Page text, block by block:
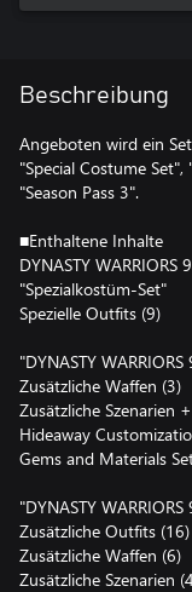
Beschreibung
Angeboten wird ein
"Special Costume Set",
"Season Pass 3".
■Enthaltene Inhalte
DYNASTY WARRIORS 9
"Spezialkostüm-Set"
Spezielle Outfits (9)
"DYNASTY WARRIORS
Zusätzliche Waffen (3)
Zusätzliche Szenarien
Hideaway
Gems and Materials
"DYNASTY
Zusätzliche Outfits (16)
Zusätzliche Waffen (6)
Zusätzliche Szenarien